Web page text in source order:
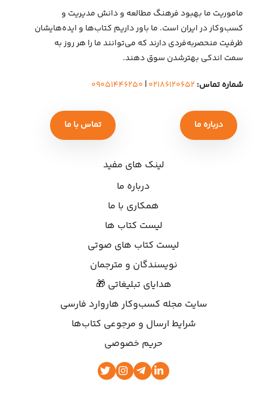
ماموریت ما بهبود فرهنگ مطالعه و دانش مدیریت و
کسب‌وکار در ایران است. ما باور داریم کتاب‌ها و ایده‌هایشان
ظرفیت منحصربه‌فردی دارند که می‌توانند ما را هر روز به
سمت اندکی بهتر‌شدن سوق دهند.
شماره تماس: ۰۲۱۸۶۱۲۰۶۵۲| ۰۹۰۵۱۴۴۶۲۵۰
درباره ما تماس با ما
لینک های مفید
درباره ما
همکاری با ما
لیست کتاب ها
لیست کتاب های صوتی
نویسندگان و مترجمان
هدایای تبلیغاتی 🎁
سایت مجله کسب‌وکار هاروارد فارسی
شرایط ارسال و مرجوعی کتاب‌ها
حریم خصوصی